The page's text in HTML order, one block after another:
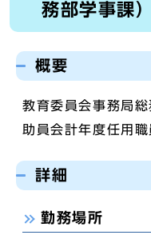
務部学事課）
概要
教育委員会事務局
助員会計年度任用職
詳細
勤務場所